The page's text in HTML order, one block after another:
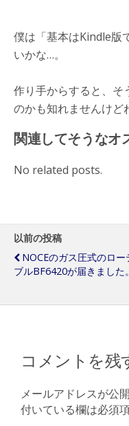
僕は「基本はKindle版
いかな…。
作り手からすると、そ
のかも知れませんけど
関連してそうなオ
No related posts.
以前の投稿
NOCEのガス圧式のロー
ブルBF6420が届きました。
コメントを残
メールアドレスが公
付いている欄は必須